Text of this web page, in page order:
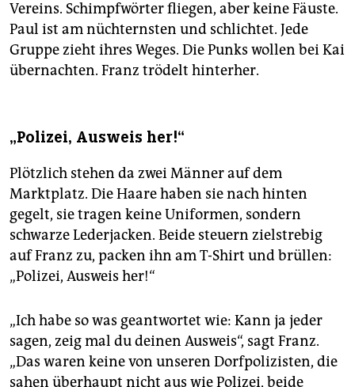
Vereins. Schimpfwörter fliegen, aber keine Fäuste.
Paul ist am nüchternsten und schlichtet. Jede
Gruppe zieht ihres Weges. Die Punks wollen bei Kai
übernachten. Franz trödelt hinterher.
„Polizei, Ausweis her!“
Plötzlich stehen da zwei Männer auf dem
Marktplatz. Die Haare haben sie nach hinten
gegelt, sie tragen keine Uniformen, sondern
schwarze Lederjacken. Beide steuern zielstrebig
auf Franz zu, packen ihn am T-Shirt und brüllen:
„Polizei, Ausweis her!“
„Ich habe so was geantwortet wie: Kann ja jeder
sagen, zeig mal du deinen Ausweis“, sagt Franz.
„Das waren keine von unseren Dorfpolizisten, die
sahen überhaupt nicht aus wie Polizei, beide